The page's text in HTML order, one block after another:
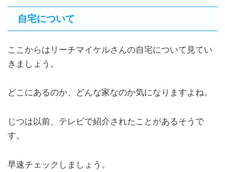
自宅について
ここからはリーチマイケルさんの自宅について見てい
きましょう。
どこにあるのか、どんな家なのか気になりますよね。
じつは以前、テレビで紹介されたことがあるそうで
す。
早速チェックしましょう。